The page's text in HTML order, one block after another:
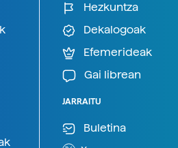
Hezkuntza
Dekalogoak
Efemerideak
Gai librean
JARRAITU
Buletina